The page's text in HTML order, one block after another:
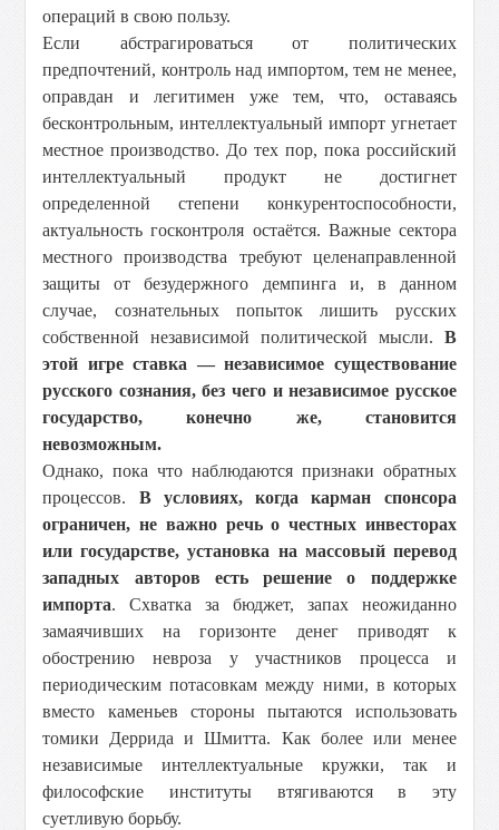
операций в свою пользу.
Если абстрагироваться от политических
предпочтений, контроль над импортом, тем не менее,
оправдан и легитимен уже тем, что, оставаясь
бесконтрольным, интеллектуальный импорт угнетает
местное производство. До тех пор, пока российский
интеллектуальный продукт не достигнет
определенной степени конкурентоспособности,
актуальность госконтроля остаётся. Важные сектора
местного производства требуют целенаправленной
защиты от безудержного демпинга и, в данном
случае, сознательных попыток лишить русских
собственной независимой политической мысли. В
этой игре ставка — независимое существование
русского сознания, без чего и независимое русское
государство, конечно же, становится
невозможным.
Однако, пока что наблюдаются признаки обратных
процессов. В условиях, когда карман спонсора
ограничен, не важно речь о честных инвесторах
или государстве, установка на массовый перевод
западных авторов есть решение о поддержке
импорта. Схватка за бюджет, запах неожиданно
замаячивших на горизонте денег приводят к
обострению невроза у участников процесса и
периодическим потасовкам между ними, в которых
вместо каменьев стороны пытаются использовать
томики Деррида и Шмитта. Как более или менее
независимые интеллектуальные кружки, так и
философские институты втягиваются в эту
суетливую борьбу.